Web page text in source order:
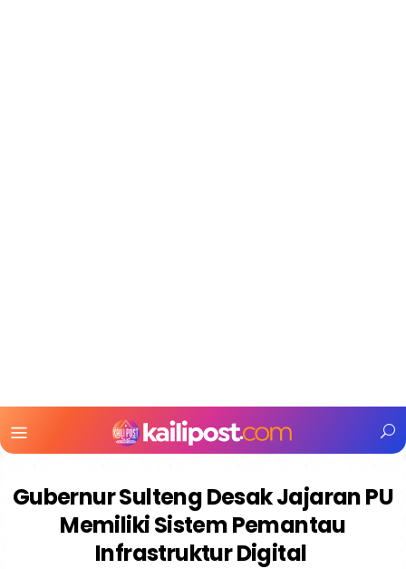
Mobile
Gubernur Sulteng Desak Jajaran PU
Memiliki Sistem Pemantau
Infrastruktur Digital